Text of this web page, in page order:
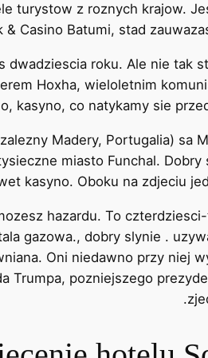
turystow z roznych krajow.
Casino Batumi, stad
roku. Ale nie tak
Hoxha, wieloletnim
kasyno, co natykamy sie
Madery, Portugalia) sa
miasto Funchal. Dobry
kasyno. Oboku na zdjeciu
hazardu. To
gazowa., dobry slynie .
Oni niedawno przy niej
Trumpa, pozniejszego